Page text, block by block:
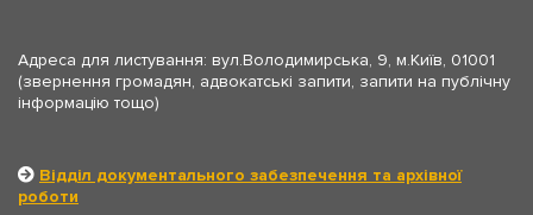
Адреса для листування: вул.Володимирська, 9, м.Київ, 01001
(звернення громадян, адвокатські запити, запити на публічну
інформацію тощо)
Відділ документального забезпечення та архівної
роботи